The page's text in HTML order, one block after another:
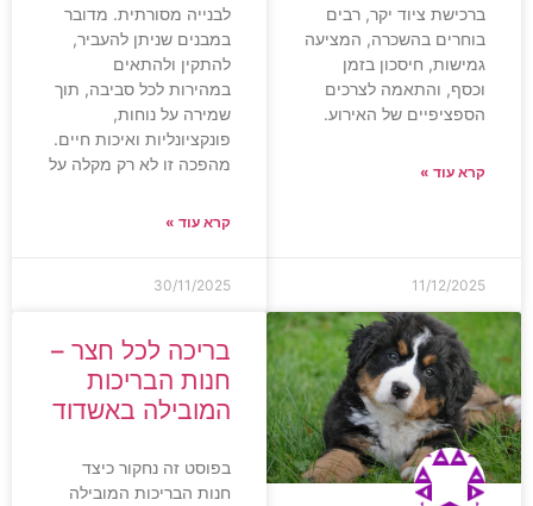
ברכישת ציוד יקר, רבים
בוחרים בהשכרה, המציעה
גמישות, חיסכון בזמן
וכסף, והתאמה לצרכים
הספציפיים של האירוע.
קרא עוד »
11/12/2025
לבנייה מסורתית. מדובר
במבנים שניתן להעביר,
להתקין ולהתאים
במהירות לכל סביבה, תוך
שמירה על נוחות,
פונקציונליות ואיכות חיים.
מהפכה זו לא רק מקלה על
קרא עוד »
30/11/2025
בריכה לכל חצר –
חנות הבריכות
המובילה באשדוד
בפוסט זה נחקור כיצד
חנות הבריכות המובילה